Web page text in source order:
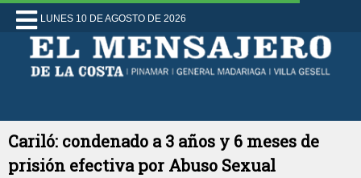
LUNES 10 DE AGOSTO DE 2026
Cariló: condenado a 3 años y 6 meses de
prisión efectiva por Abuso Sexual